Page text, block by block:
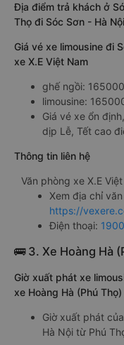
Địa điểm trả khách ở
Thọ đi Sóc Sơn - Hà
Giá vé xe limousine đi
xe X.E Việt Nam
ghế ngồi:
limousine:
Giá vé xe ổn
dịp Lễ, Tết cao
Thông tin liên hệ
Văn phòng xe X.E
Xem địa chỉ
https://
Điện thoại:
🚌 3. Xe Hoàng Hà
Giờ xuất phát xe
xe Hoàng Hà (Phú Thọ)
Giờ xuất phát
Hà Nội từ Phú